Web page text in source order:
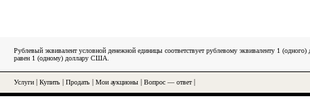
Рублевый эквивалент условной денежной единицы соответствует рублевому эквиваленту 1
равен 1 (одному) доллару США.
Услуги Купить Продать Мои аукционы Вопрос — ответ|